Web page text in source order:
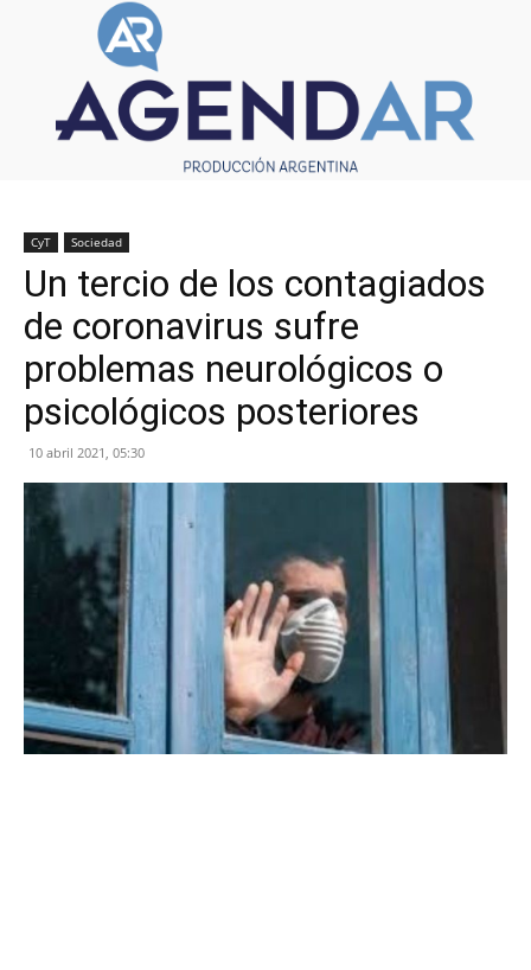
CyT Sociedad
Un tercio de los contagiados
de coronavirus sufre
problemas neurológicos o
psicológicos posteriores
10 abril 2021, 05:30